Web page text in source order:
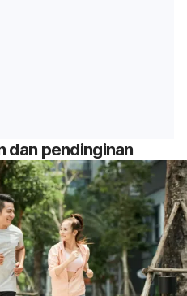
dan pendinginan